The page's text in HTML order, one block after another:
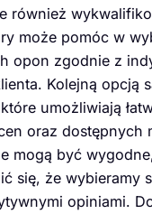
również
może pomóc w
opon zgodnie z
Kolejną opcją
umożliwiają
oraz dostępnych
mogą być
się, że wybieramy
opiniami.